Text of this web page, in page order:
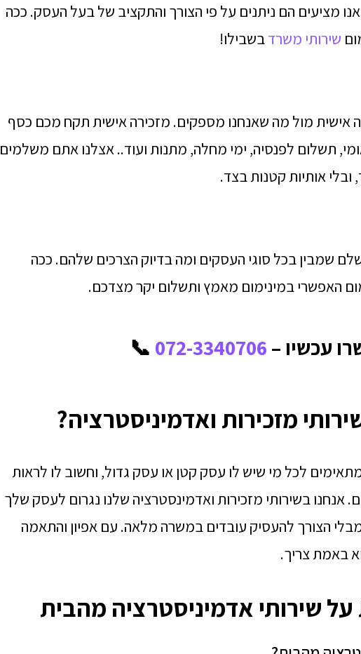
מציעים הם ניתנים על פי הצורך והתקציב של בעל העסק. ככה
שירותי משרדבשבילו!
אישית מול מה שאנחנו מספקים. מזכירה אישית תקח מכם כסף
תשלום לפנסיה, ימי מחלה, מתנות ועוד.. אצלנו אתם משלמים
אותיות קטנות בצד.
שלם שמבין בכל סוגי העסקים ומה בדיוק הצרכים שלהם. ככה
האפשרי במינימום מאמץ ותשלום יקר מצדכם.
עכשיו – 072-3340706
📞
מזכירות ואדמיניסטרציה?
לכל מי שיש לו עסק קטן או עסק גדול, וחשוב לו לראות
אנחנו בשירותי מזכירות ואדמינסטרציה שלנו נגרום לעסק שלך
הצורך להעסיק עובדים במשרה מלאה. עם אפיון והתאמה
באמת צריך.
שירותי אדמיניסטרציה מהבית